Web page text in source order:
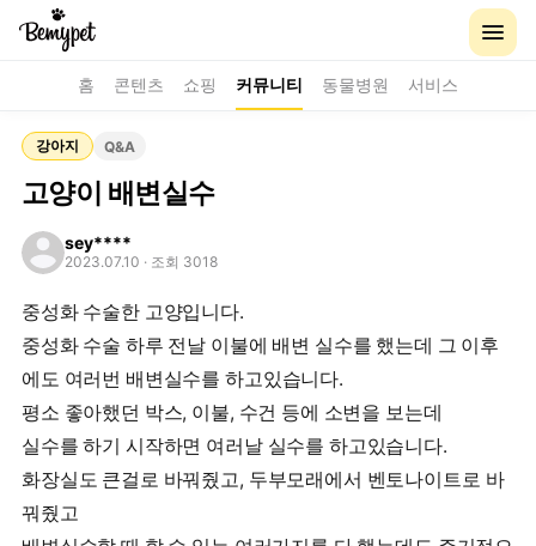
홈 콘텐츠 쇼핑 커뮤니티 동물병원 서비스
강아지 Q&A
고양이 배변실수
sey****
2023.07.10 · 조회 3018
중성화 수술한 고양입니다.
중성화 수술 하루 전날 이불에 배변 실수를 했는데 그 이후
에도 여러번 배변실수를 하고있습니다.
평소 좋아했던 박스, 이불, 수건 등에 소변을 보는데
실수를 하기 시작하면 여러날 실수를 하고있습니다.
화장실도 큰걸로 바꿔줬고, 두부모래에서 벤토나이트로 바
꿔줬고